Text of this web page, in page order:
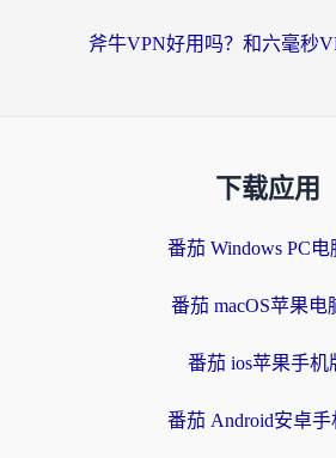
下载应用
番茄 Windows PC电
番茄 macOS苹果电
番茄 ios苹果手机
番茄 Android安卓手